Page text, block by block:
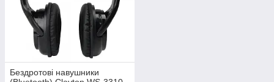
Бездротові навушники